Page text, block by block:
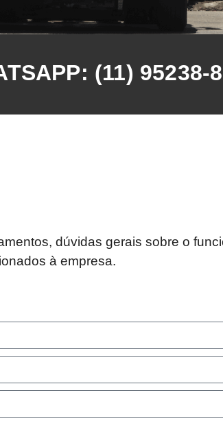
(11) 95238-
dúvidas gerais sobre o
à empresa.